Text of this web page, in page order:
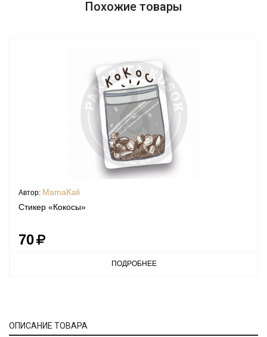
Похожие товары
Автор: MamaKali
Стикер «Кокосы»
70
ПОДРОБНЕЕ
ОПИСАНИЕ ТОВАРА